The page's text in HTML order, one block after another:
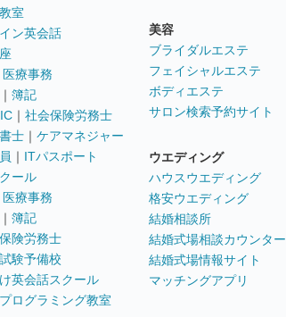
室
ン英会話
医療事務
｜ 簿記
｜ 社会保険労務士
士 ｜ ケアマネジャー
｜ ITパスポート
ール
医療事務
｜ 簿記
険労務士
験予備校
英会話スクール
ログラミング教室
美容
ブライダルエステ
フェイシャルエステ
ボディエステ
サロン検索予約サイト
ウエディング
ハウスウエディング
格安ウエディング
結婚相談所
結婚式場相談カウンター
結婚式場情報サイト
マッチングアプリ